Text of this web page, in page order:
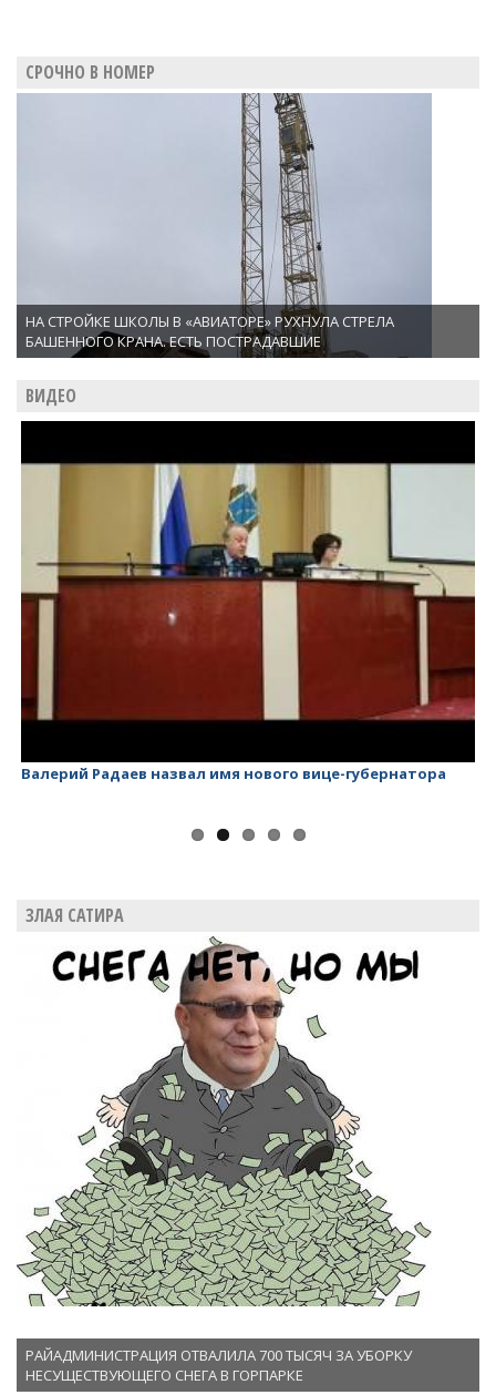
СРОЧНО В НОМЕР
НА СТРОЙКЕ ШКОЛЫ В «АВИАТОРЕ» РУХНУЛА СТРЕЛА
БАШЕННОГО КРАНА. ЕСТЬ ПОСТРАДАВШИЕ
ВИДЕО
назвал имя нового вице-губернатора Валерий
ЗЛАЯ САТИРА
РАЙАДМИНИСТРАЦИЯ ОТВАЛИЛА 700 ТЫСЯЧ ЗА УБОРКУ
НЕСУЩЕСТВУЮЩЕГО СНЕГА В ГОРПАРКЕ